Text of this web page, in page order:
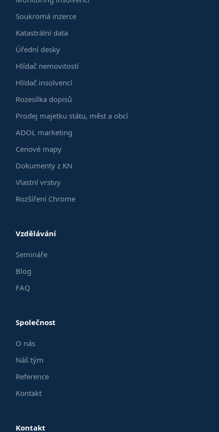
Soukromá inzerce
Katastrální data
Úřední desky
Hlídač nemovitostí
Hlídač insolvencí
Rozesílka dopisů
Prodej majetku státu, měst a obcí
ADOL marketing
Cenové mapy
Dokumenty z KN
Vlastní vrstvy
Rozšíření Chrome
Vzdělávání
Semináře
Blog
FAQ
Společnost
O nás
Náš tým
Reference
Kontakt
Kontakt